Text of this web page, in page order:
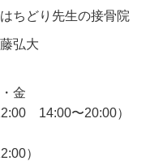
ちどり先生の接骨院
弘大
金
14:00〜20:00）
）